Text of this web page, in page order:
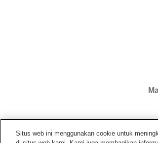
Situs web ini menggunakan cookie untuk